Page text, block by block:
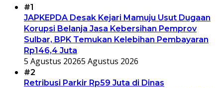
#1
JAPKEPDA Desak Kejari Mamuju Usut Dugaan
Korupsi Belanja Jasa Kebersihan Pemprov
Sulbar, BPK Temukan Kelebihan Pembayaran
Rp146,4 Juta
5 Agustus 20265 Agustus 2026
#2
Retribusi Parkir Rp59 Juta di Dinas